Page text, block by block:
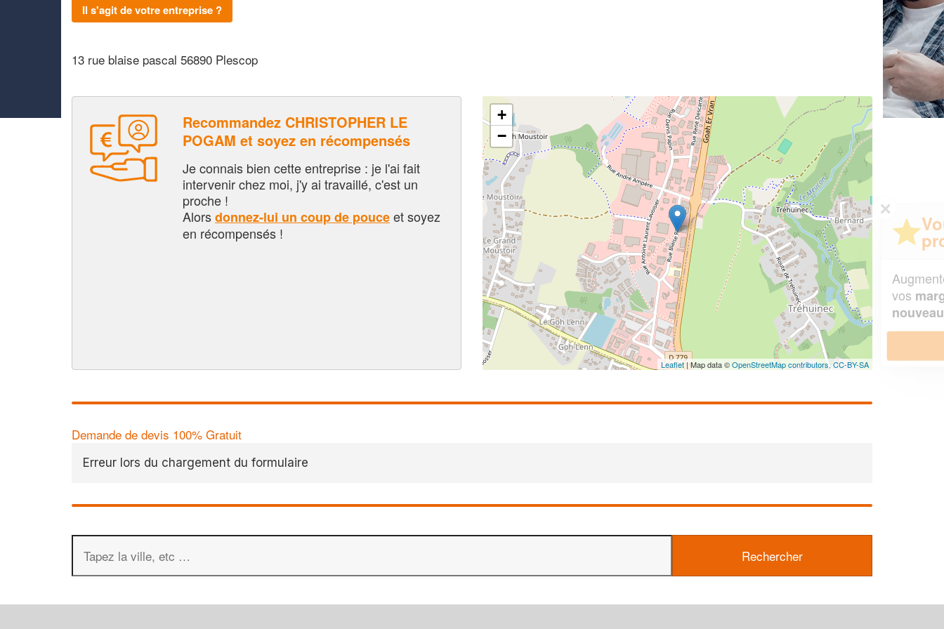
Il s'agit de votre entreprise ?
13 rue blaise pascal 56890 Plescop
Recommandez CHRISTOPHER LE
POGAM et soyez en récompensés
Je connais bien cette entreprise : je l'ai fait
intervenir chez moi, j'y ai travaillé, c'est un
proche !
Alorsdonnez-lui un coup de pouceet soyez
en récompensés !
+
−
Leaflet | Map data ©OpenStreetMap contributors,CC-BY-SA
Demande de devis 100% Gratuit
Erreur lors du chargement du formulaire
✕
Vous êtes un
professionnel ?
Augmentez votrechiffre d'affaireset
vos
margestout en gagnant de
nouveaux clients!
En savoir plus